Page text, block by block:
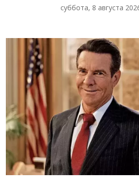
суббота, 8 августа